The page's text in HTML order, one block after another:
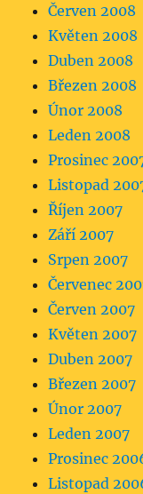
Červen 2008
Květen 2008
Duben 2008
Březen 2008
Únor 2008
Leden 2008
Prosinec
Listopad
Říjen 2007
Září 2007
Srpen 2007
Červenec
Červen 2007
Květen 2007
Duben 2007
Březen 2007
Únor 2007
Leden 2007
Prosinec
Listopad